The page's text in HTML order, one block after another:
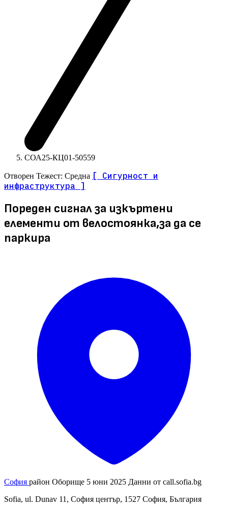
СОА25-КЦ01-50559
Отворен Тежест: Средна [ Сигурност и
инфраструктура ]
Пореден сигнал за изкъртени
елементи от велостоянка,за да се
паркира
София район Оборище 5 юни 2025 Данни от call.sofia.bg
Sofia, ul. Dunav 11, София център, 1527 София, България